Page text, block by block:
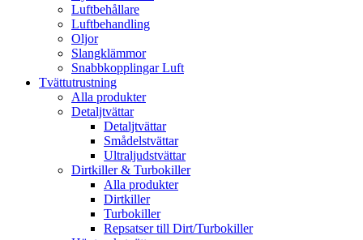
Luftbehållare
Luftbehandling
Oljor
Slangklämmor
Snabbkopplingar Luft
Tvättutrustning
Alla produkter
Detaljtvättar
Detaljtvättar
Smådelstvättar
Ultraljudstvättar
Dirtkiller & Turbokiller
Alla produkter
Dirtkiller
Turbokiller
Repsatser till Dirt/Turbokiller